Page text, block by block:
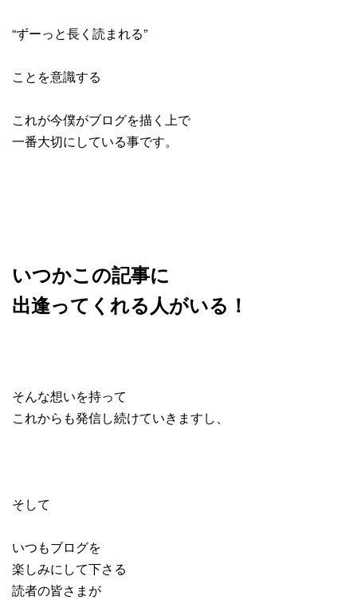
“ずーっと長く読まれる”
ことを意識する
これが今僕がブログを描く上で
一番大切にしている事です。
いつかこの記事に
出逢ってくれる人がいる！
そんな想いを持って
これからも発信し続けていきますし、
そして
いつもブログを
楽しみにして下さる
読者の皆さまが